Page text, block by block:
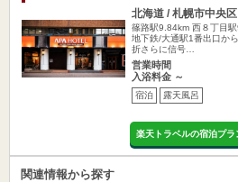
北海道 / 札幌市中央区
篠路駅9.84km 西８丁目
地下鉄/大通駅1番出口か
折さらに信号…
営業時間
入浴料金 ～
宿泊 露天風呂
楽天トラベルの宿泊プラ
関連情報から探す